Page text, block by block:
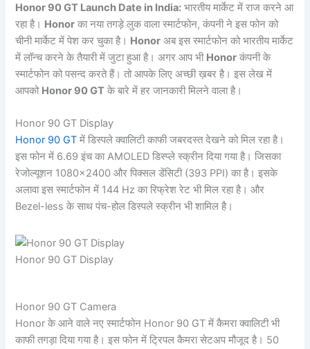
Honor 90 GT Launch Date in India: भारतीय मार्केट में राज करने आ
रहा है। Honor का नया तगड़े लुक वाला स्मार्टफोन, कंपनी ने इस फोन को
चीनी मार्केट में पेश कर चुका है। Honor अब इस स्मार्टफोन को भारतीय मार्केट
में लॉन्च करने के तैयारी में जुटा हुआ है। अगर आप भी Honor कंपनी के
स्मार्टफोन को पसन्द करते हैं। तो आपके लिए अच्छी ख़बर है। इस लेख में
आपको Honor 90 GT के बारे में हर जानकारी मिलने वाला है।
Honor 90 GT Display
Honor 90 GT में डिस्पले क्वालिटी काफी जबरदस्त देखने को मिल रहा है।
इस फोन में 6.69 इंच का AMOLED डिस्प्ले स्क्रीन दिया गया है। जिसका
रेजोल्यूशन 1080×2400 और पिक्सल डेंसिटी (393 PPI) का है। इसके
अलावा इस स्मार्टफोन में 144 Hz का रिफ्रेश रेट भी मिल रहा है। और
Bezel-less के साथ पंच-होल डिस्पले स्क्रीन भी शामिल है।
Honor 90 GT Display
Honor 90 GT Camera
Honor के आने वाले नए स्मार्टफोन Honor 90 GT में कैमरा क्वालिटी भी
काफी तगड़ा दिया गया है। इस फोन में ट्रिपल कैमरा सेटअप मौजूद है। 50